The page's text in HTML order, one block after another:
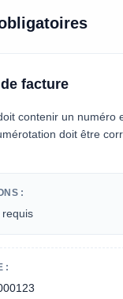
facture
contenir un numéro
doit être
:
requis
: